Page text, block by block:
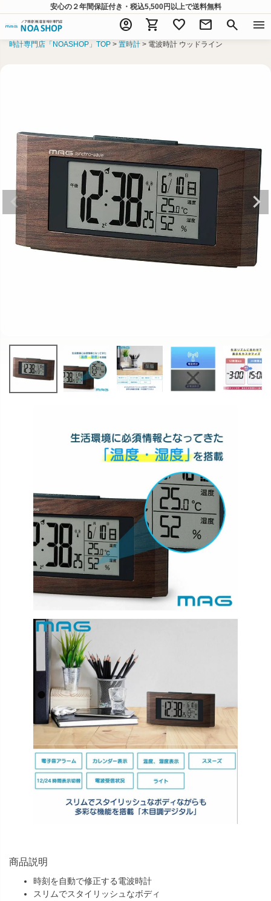
安心の２年間保証付き・税込5,500円以上で送料無料
account_circle shopping_cart favorite mail search menu
時計専門店「NOASHOP」TOP 置時計 電波時計 ウッドライン
商品説明
時刻を自動で修正する電波時計
スリムでスタイリッシュなボディ